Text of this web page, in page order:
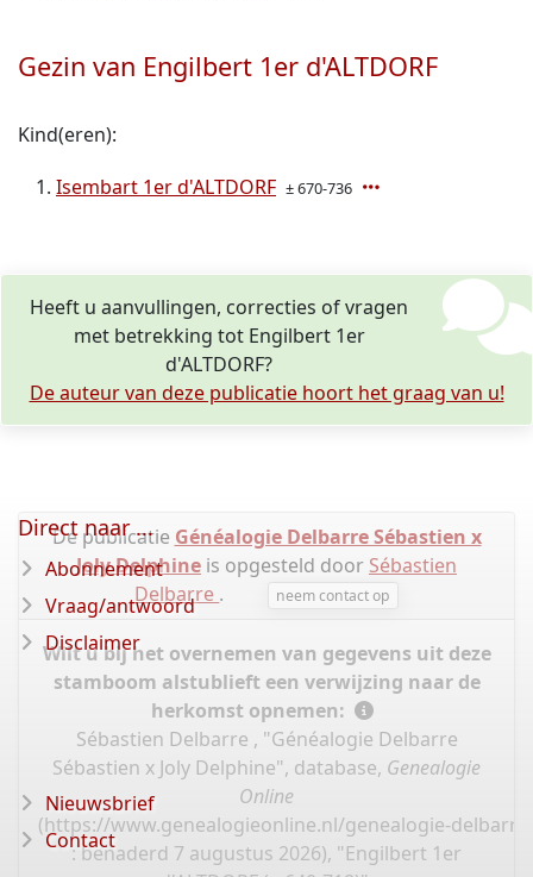
Gezin van Engilbert 1er d'ALTDORF
Kind(eren):
Isembart 1er d'ALTDORF ± 670-736
Heeft u aanvullingen, correcties of vragen
met betrekking tot Engilbert 1er
d'ALTDORF?
De auteur van deze publicatie hoort het graag van u!
De publicatie Généalogie Delbarre Sébastien x
Joly Delphine is opgesteld door Sébastien
Delbarre . neem contact op
Wilt u bij het overnemen van gegevens uit deze
stamboom alstublieft een verwijzing naar de
herkomst opnemen:
Sébastien Delbarre , "Généalogie Delbarre
Sébastien x Joly Delphine", database, Genealogie
Online
(https://www.genealogieonline.nl/genealogie-
: benaderd 7 augustus 2026), "Engilbert 1er
Direct naar ...
Abonnement
Vraag/antwoord
Disclaimer
Nieuwsbrief
Contact